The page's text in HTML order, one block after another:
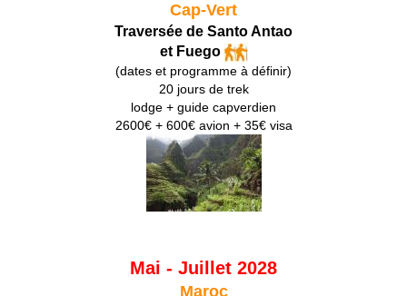
Cap-Vert
Traversée de Santo Antao
et Fuego
(dates et programme à définir)
20 jours de trek
lodge + guide capverdien
2600€ + 600€ avion + 35€ visa
Mai - Juillet 2028
Maroc